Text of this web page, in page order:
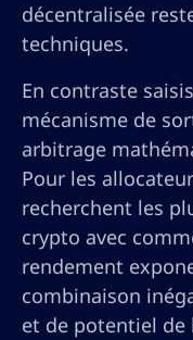
décentralisée
techniques.
En contraste
mécanisme de
arbitrage
Pour les
recherchent les
crypto avec
rendement
combinaison
et de potentiel de